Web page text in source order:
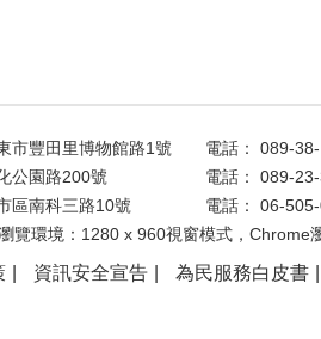
市豐田里博物館路1號 電話： 089-
公園路200號 電話： 089-
區南科三路10號 電話： 06-
覽環境：1280 x 960視窗模式，Chrome
資訊安全宣告 為民服務白皮書